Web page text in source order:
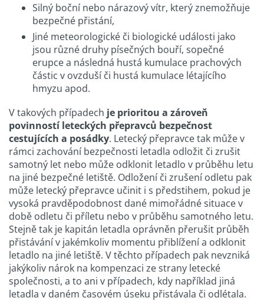
Silný boční nebo nárazový vítr, který znemožňuje
bezpečné přistání,
Jiné meteorologické či biologické události jako
jsou různé druhy písečných bouří, sopečné
erupce a následná hustá kumulace prachových
částic v ovzduší či hustá kumulace létajícího
hmyzu apod.
V takových případech je prioritou a zároveň
povinností leteckých přepravců bezpečnost
cestujících a posádky. Letecký přepravce tak může v
rámci zachování bezpečnosti letadla odložit či zrušit
samotný let nebo může odklonit letadlo v průběhu letu
na jiné bezpečné letiště. Odložení či zrušení odletu pak
může letecký přepravce učinit i s předstihem, pokud je
vysoká pravděpodobnost dané mimořádné situace v
době odletu či příletu nebo v průběhu samotného letu.
Stejně tak je kapitán letadla oprávněn přerušit průběh
přistávání v jakémkoliv momentu přiblížení a odklonit
letadlo na jiné letiště. V těchto případech pak nevzniká
jakýkoliv nárok na kompenzaci ze strany letecké
společnosti, a to ani v případech, kdy například jiná
letadla v daném časovém úseku přistávala či odlétala.